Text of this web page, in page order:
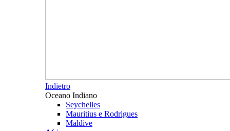
Indietro
Oceano Indiano
Seychelles
Mauritius e Rodrigues
Maldive